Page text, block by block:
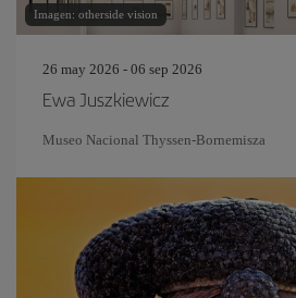
Imagen: otherside vision
26 may 2026 - 06 sep 2026
Ewa Juszkiewicz
Museo Nacional Thyssen-Bornemisza